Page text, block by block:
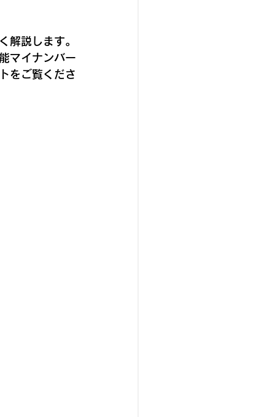
解説します。
マイナンバー
をご覧くださ